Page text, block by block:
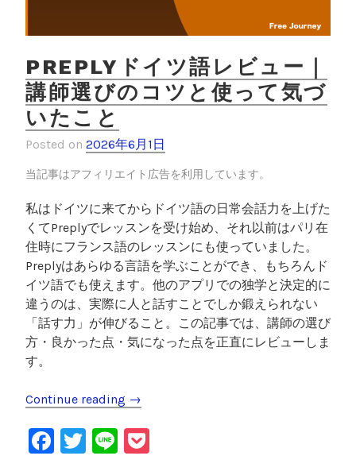
PREPLYドイツ語レビュー｜
講師選びのコツと使って気づ
いたこと
Posted on 2026年6月1日
当記事はアフィリエイト広告を利用しています。
私はドイツに来てからドイツ語の日常会話力を上げた
くてPreplyでレッスンを受け始め、それ以前はパリ在
住時にフランス語のレッスンにも使っていました。
Preplyはあらゆる言語を学ぶことができ、もちろんド
イツ語でも使えます。他のアプリでの独学と決定的に
違うのは、実際に人と話すことでしか鍛えられない
「話す力」が伸びること。この記事では、講師の選び
方・良かった点・気になった点を正直にレビューしま
す。
Continue reading “
r
e
→
F
T
Li